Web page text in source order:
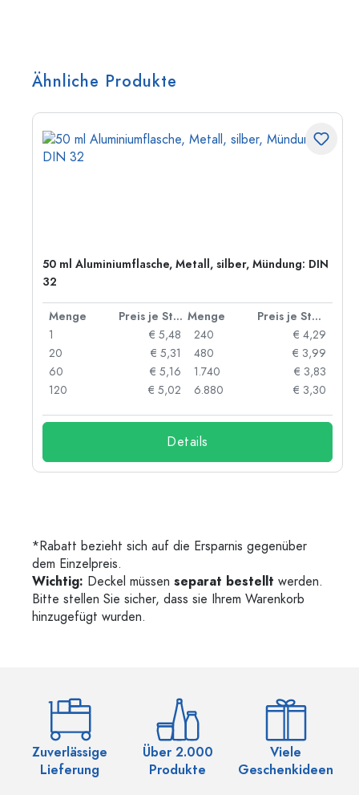
Ähnliche Produkte
50 ml Aluminiumflasche, Metall, silber, Mündung: DIN
32
Menge Preis je Stück Menge
Preis je Stück
1
€ 5,48
20
€ 5,31
60
€ 5,16
120
€ 5,02
240
€ 4,29
480
€ 3,99
1.740
€ 3,83
6.880
€ 3,30
Details
*Rabatt bezieht sich auf die Ersparnis gegenüber
dem Einzelpreis.
Wichtig: Deckel müssen separat bestellt werden.
Bitte stellen Sie sicher, dass sie Ihrem Warenkorb
hinzugefügt wurden.
Zuverlässige
Lieferung
Über 2.000
Produkte
Viele
Geschenkideen